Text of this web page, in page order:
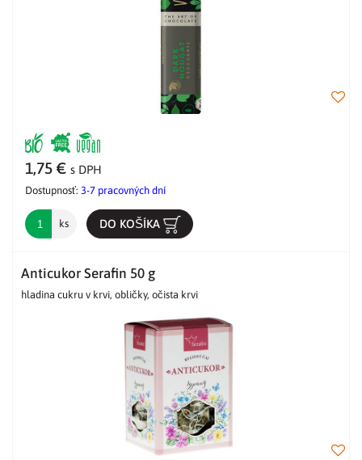
1,75 € s DPH
Dostupnosť: 3-7 pracovných dní
ks DO KOŠÍKA
Anticukor Serafin 50 g
hladina cukru v krvi, obličky, očista krvi